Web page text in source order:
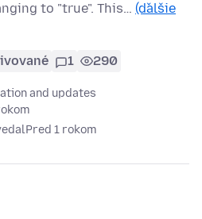
to "true". This… (ďalšie
1 290
and updates
Pred 1 rokom